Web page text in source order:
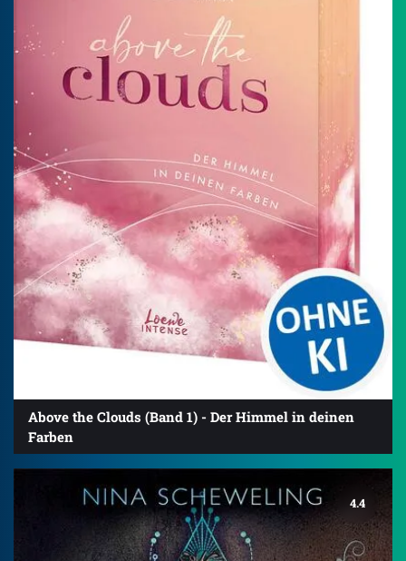
Above the Clouds (Band 1) - Der Himmel in deinen
Farben
4.4